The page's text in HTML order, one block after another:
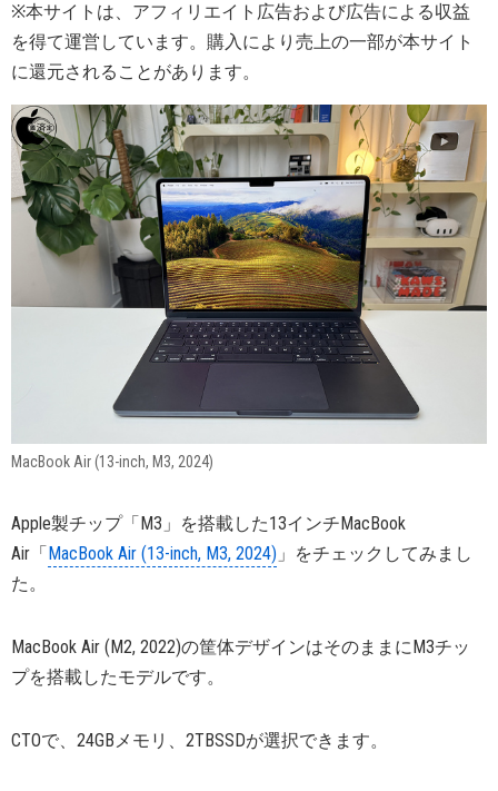
※本サイトは、アフィリエイト広告および広告による収益
を得て運営しています。購入により売上の一部が本サイト
に還元されることがあります。
MacBook Air (13-inch, M3, 2024)
Apple製チップ「M3」を搭載した13インチMacBook
Air「MacBook Air (13-inch, M3, 2024) 」をチェックしてみまし
た。
MacBook Air (M2, 2022)の筐体デザインはそのままにM3チッ
プを搭載したモデルです。
CTOで、24GBメモリ、2TBSSDが選択できます。